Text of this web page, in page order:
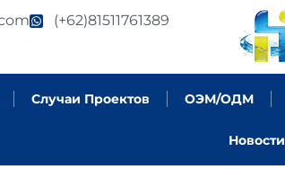
(+62)81511761389
Случаи Проектов ОЭМ/ОДМ
Новости